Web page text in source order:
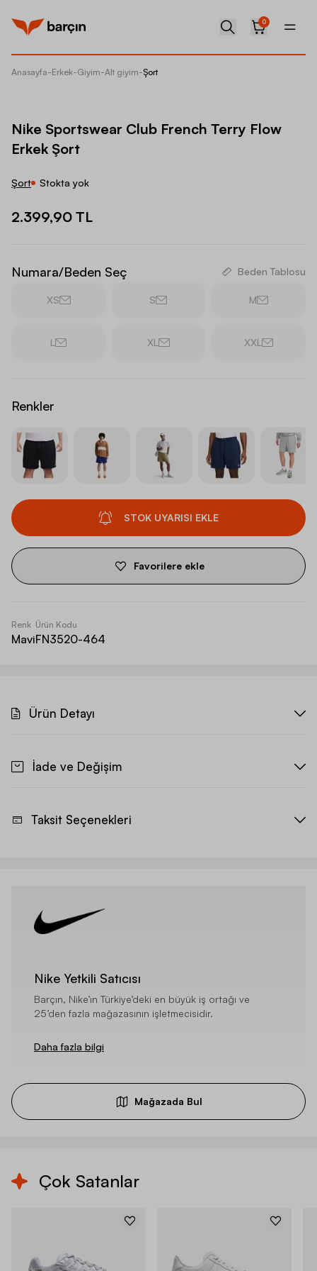
0
Anasayfa-Erkek-Giyim-Alt giyim-Şort
Nike Sportswear Club French Terry Flow
Erkek Şort
Şort Stokta yok
2.399,90 TL
Numara/Beden Seç Beden Tablosu
XS S M
L XL XXL
Renkler
STOK UYARISI EKLE
Favorilere ekle
Renk
Mavi
Ürün Kodu
FN3520-464
Ürün Detayı
İade ve Değişim
Taksit Seçenekleri
Nike Yetkili Satıcısı
Barçın, Nike’ın Türkiye’deki en büyük iş ortağı ve
25’den fazla mağazasının işletmecisidir.
Daha fazla bilgi
Mağazada Bul
Çok Satanlar